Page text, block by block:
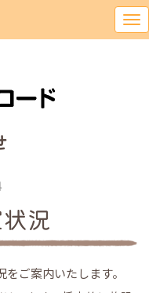
況
ご案内いたします。